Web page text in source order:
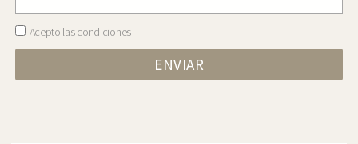
Acepto las condiciones
ENVIAR